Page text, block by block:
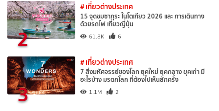
2
# เที่ยวต่างประเทศ
15 จุดชมซากุระ ในโตเกียว 2026 และ การเดินทาง
ด้วยรถไฟ เที่ยวญี่ปุ่น
61.8K 6
3
# เที่ยวต่างประเทศ
7 สิ่งมหัศจรรย์ของโลก ยุคใหม่ ยุคกลาง ยุคเก่า มี
อะไรบ้าง มรดกโลก ที่ต้องไปเห็นสักครั้ง
1.1M 2